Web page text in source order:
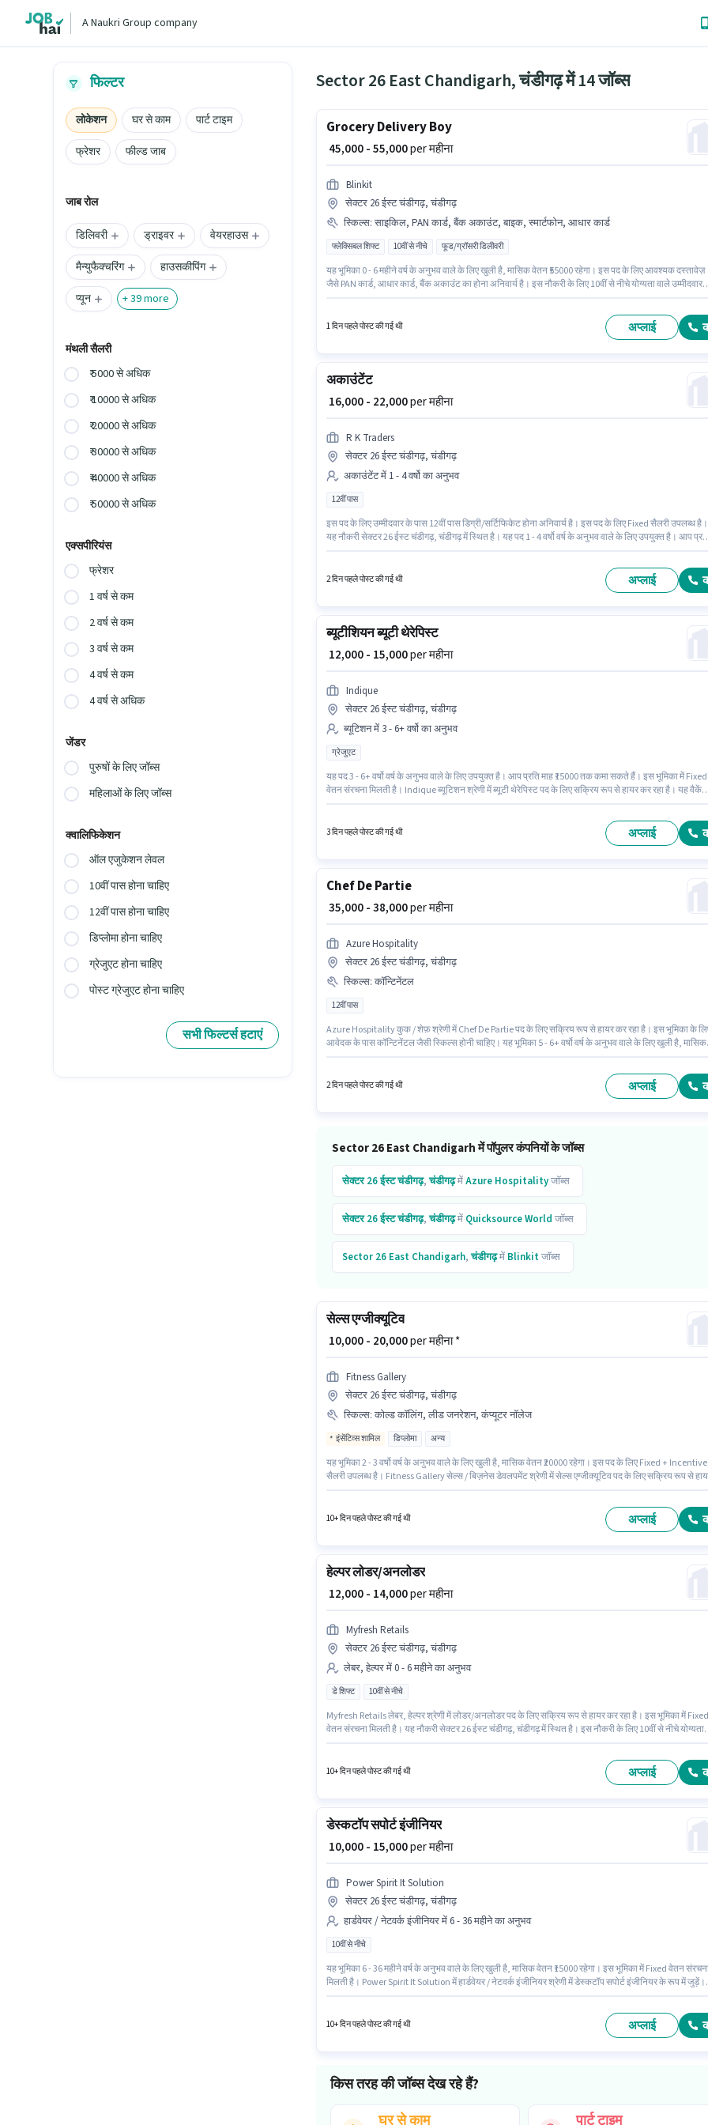
A Naukri Group company
फिल्टर
लोकेशन घर से काम
पार्ट टाइम
फ्रेशर
फील्ड जाब
जाब रोल
डिलिवरी ड्राइवर
वेयरहाउस
मैन्युफैक्चरिंग
हाउसकीपिंग
प्यून
+39more
मंथली सैलरी
₹ 5000 से अधिक
₹ 10000 से अधिक
₹ 20000 से अधिक
₹ 30000 से अधिक
₹ 40000 से अधिक
₹ 50000 से अधिक
एक्सपीरियंस
फ्रेशर
1 वर्ष से कम
2 वर्ष से कम
3 वर्ष से कम
4 वर्ष से कम
4 वर्ष से अधिक
जेंडर
पुरुषों के लिए जॉब्स
महिलाओं के लिए जॉब्स
क्वालिफिकेशन
ऑल एजुकेशन लेवल
10वीं पास होना चाहिए
12वीं पास होना चाहिए
डिप्लोमा होना चाहिए
ग्रेजुएट होना चाहिए
पोस्ट ग्रेजुएट होना चाहिए
सभी फिल्टर्स हटाएं
Sector 26 East Chandigarh, चंडीगढ़ में 14 जॉब्स
Grocery Delivery Boy
₹ 45,000 - 55,000per महीना
Blinkit
सेक्टर 26 ईस्ट चंडीगढ़, चंडीगढ़
स्किल्स: साइकिल, PAN कार्ड, बैंक अकाउंट, बाइक, स्मार्टफोन, आधार कार्ड
फ्लेक्सिबल शिफ्ट 10वीं से नीचे फूड/ग्रॉसरी डिलीवरी
यह भूमिका 0 - 6 महीने वर्ष के अनुभव वाले के लिए खुली है, मासिक वेतन ₹55000 रहेगा। इस पद के लिए आवश्यक दस्तावेज़
जैसे PAN कार्ड, आधार कार्ड, बैंक अकाउंट का होना अनिवार्य है। इस नौकरी के लिए 10वीं से नीचे योग्यता वाले उम्मीदवार
मिलती है।
1 दिन पहले पोस्ट की गई थी अप्लाई
अकाउंटेंट
₹ 16,000 - 22,000per महीना
R K Traders
सेक्टर 26 ईस्ट चंडीगढ़, चंडीगढ़
अकाउंटेंट में 1 - 4 वर्षो का अनुभव
12वीं पास
इस पद के लिए उम्मीदवार के पास 12वीं पास डिग्री/सर्टिफिकेट होना अनिवार्य है। इस पद के लिए Fixed सैलरी उपलब्ध है।
यह नौकरी सेक्टर 26 ईस्ट चंडीगढ़, चंडीगढ़ में स्थित है। यह पद 1 - 4 वर्षो वर्ष के अनुभव वाले के लिए उपयुक्त है। आप
2 दिन पहले पोस्ट की गई थी अप्लाई
ब्यूटीशियन ब्यूटी थेरेपिस्ट
₹ 12,000 - 15,000per महीना
Indique
सेक्टर 26 ईस्ट चंडीगढ़, चंडीगढ़
ब्यूटिशन में 3 - 6+ वर्षो का अनुभव
ग्रेजुएट
यह पद 3 - 6+ वर्षो वर्ष के अनुभव वाले के लिए उपयुक्त है। आप प्रति माह ₹15000 तक कमा सकते हैं। इस भूमिका में Fixed
वेतन संरचना मिलती है। Indique ब्यूटिशन श्रेणी में ब्यूटी थेरेपिस्ट पद के लिए सक्रिय रूप से हायर कर रहा है। यह
3 दिन पहले पोस्ट की गई थी अप्लाई
Chef De Partie
₹ 35,000 - 38,000per महीना
Azure Hospitality
सेक्टर 26 ईस्ट चंडीगढ़, चंडीगढ़
स्किल्स: कॉन्टिनेंटल
12वीं पास
Azure Hospitality कुक / शेफ़ श्रेणी में Chef De Partie पद के लिए सक्रिय रूप से हायर कर रहा है। इस भूमिका के
आवेदक के पास कॉन्टिनेंटल जैसी स्किल्स होनी चाहिए। यह भूमिका 5 - 6+ वर्षो वर्ष के अनुभव वाले के लिए खुली है, मासिक
2 दिन पहले पोस्ट की गई थी अप्लाई
Sector 26 East Chandigarh में पॉपुलर कंपनियों के जॉब्स
सेक्टर 26 ईस्ट चंडीगढ़,चंडीगढ़मेंAzure Hospitalityजॉब्स
सेक्टर 26 ईस्ट चंडीगढ़,चंडीगढ़में Quicksource World जॉब्स
Sector 26 East Chandigarh,चंडीगढ़में Blinkitजॉब्स
सेल्स एग्जीक्यूटिव
₹ 10,000 - 20,000per महीना *
Fitness Gallery
सेक्टर 26 ईस्ट चंडीगढ़, चंडीगढ़
स्किल्स: कोल्ड कॉलिंग, लीड जनरेशन, कंप्यूटर नॉलेज
इंसेंटिव्स शामिल डिप्लोमा अन्य
यह भूमिका 2 - 3 वर्षो वर्ष के अनुभव वाले के लिए खुली है, मासिक वेतन ₹20000 रहेगा। इस पद के लिए Fixed +
सैलरी उपलब्ध है। Fitness Gallery सेल्स / बिज़नेस डेवलपमेंट श्रेणी में सेल्स एग्जीक्यूटिव पद के लिए सक्रिय रूप से
10+ दिन पहले पोस्ट की गई थी अप्लाई
हेल्पर लोडर/अनलोडर
₹ 12,000 - 14,000per महीना
Myfresh Retails
सेक्टर 26 ईस्ट चंडीगढ़, चंडीगढ़
लेबर, हेल्पर में 0 - 6 महीने का अनुभव
डे शिफ्ट 10वीं से नीचे
Myfresh Retails लेबर, हेल्पर श्रेणी में लोडर/अनलोडर पद के लिए सक्रिय रूप से हायर कर रहा है। इस भूमिका में Fixed
वेतन संरचना मिलती है। यह नौकरी सेक्टर 26 ईस्ट चंडीगढ़, चंडीगढ़ में स्थित है। इस नौकरी के लिए 10वीं से नीचे योग्यता
10+ दिन पहले पोस्ट की गई थी अप्लाई
डेस्कटॉप सपोर्ट इंजीनियर
₹ 10,000 - 15,000per महीना
Power Spirit It Solution
सेक्टर 26 ईस्ट चंडीगढ़, चंडीगढ़
हार्डवेयर / नेटवर्क इंजीनियर में 6 - 36 महीने का अनुभव
10वीं से नीचे
यह भूमिका 6 - 36 महीने वर्ष के अनुभव वाले के लिए खुली है, मासिक वेतन ₹15000 रहेगा। इस भूमिका में Fixed वेतन
मिलती है। Power Spirit It Solution में हार्डवेयर / नेटवर्क इंजीनियर श्रेणी में डेस्कटॉप सपोर्ट इंजीनियर के रूप में जुड़ें।
10+ दिन पहले पोस्ट की गई थी अप्लाई
किस तरह की जॉब्स देख रहे हैं?
घर से काम
पार्ट टाइम